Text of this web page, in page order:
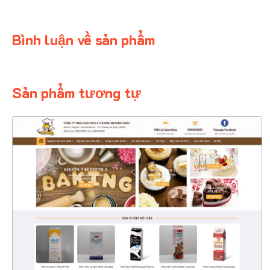
Bình luận về sản phẩm
Sản phẩm tương tự
4344